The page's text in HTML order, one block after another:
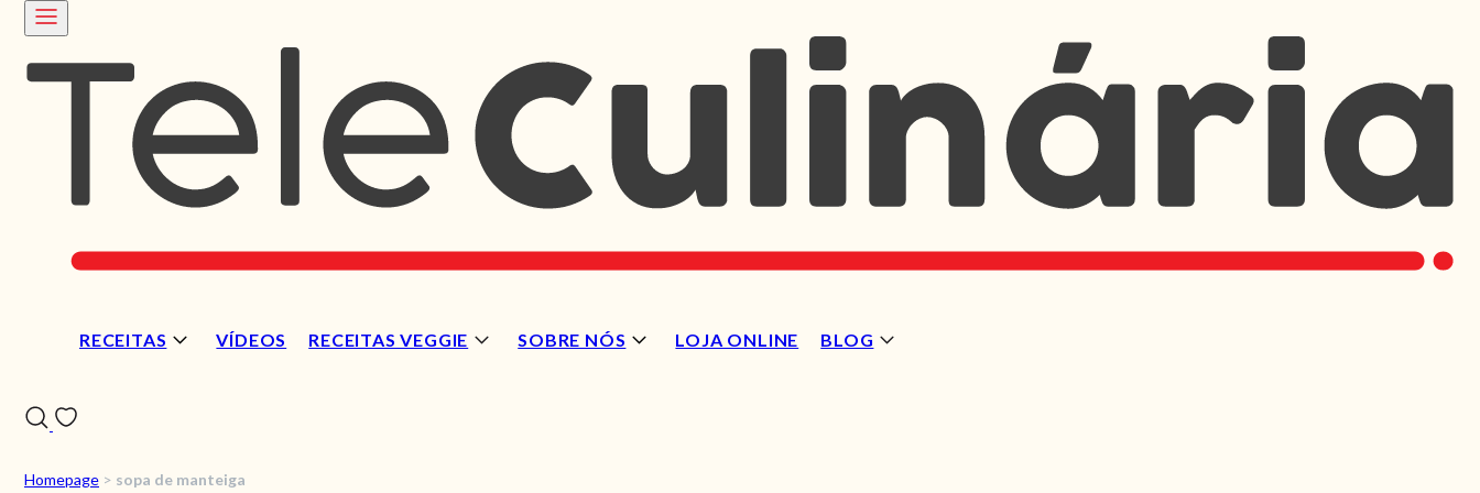
RECEITAS VÍDEOS RECEITAS VEGGIE SOBRE NÓS LOJA ONLINE BLOG
Homepage > sopa de manteiga